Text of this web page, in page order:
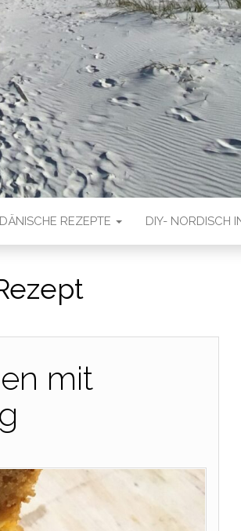
DÄNISCHE REZEPTE DIY- NORDISCH
mit